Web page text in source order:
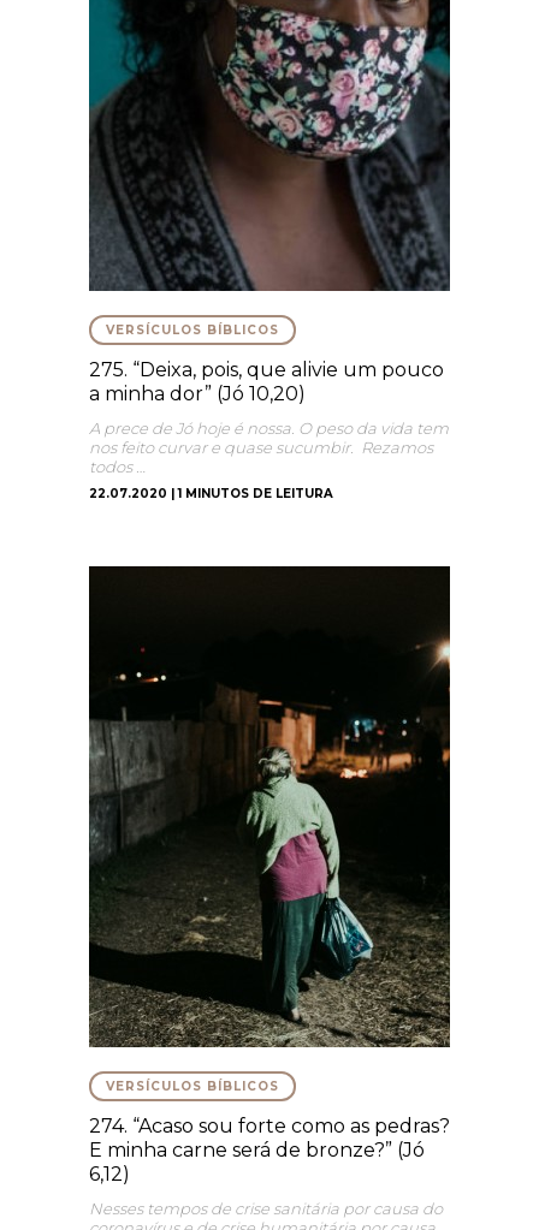
VERSÍCULOS BÍBLICOS
275. “Deixa, pois, que alivie um pouco
a minha dor” (Jó 10,20)
A prece de Jó hoje é nossa. O peso da vida tem
nos feito curvar e quase sucumbir. Rezamos
todos …
22.07.2020 | 1 MINUTOS DE LEITURA
VERSÍCULOS BÍBLICOS
274. “Acaso sou forte como as pedras?
E minha carne será de bronze?” (Jó
6,12)
Nesses tempos de crise sanitária por causa do